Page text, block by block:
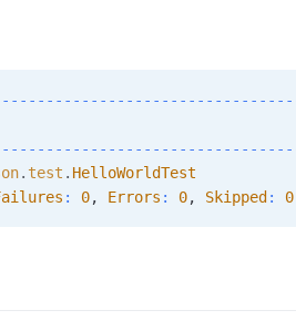
-- -- -- -- -- -- -- -- -- -- -- -- -- -- -- --
-- -- -- -- -- -- -- -- -- -- -- -- -- -- -- --
. test . HelloWorldTest
: 0, Errors : 0, Skipped : 0